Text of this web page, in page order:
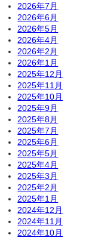
2026年7月
2026年6月
2026年5月
2026年4月
2026年2月
2026年1月
2025年12月
2025年11月
2025年10月
2025年9月
2025年8月
2025年7月
2025年6月
2025年5月
2025年4月
2025年3月
2025年2月
2025年1月
2024年12月
2024年11月
2024年10月